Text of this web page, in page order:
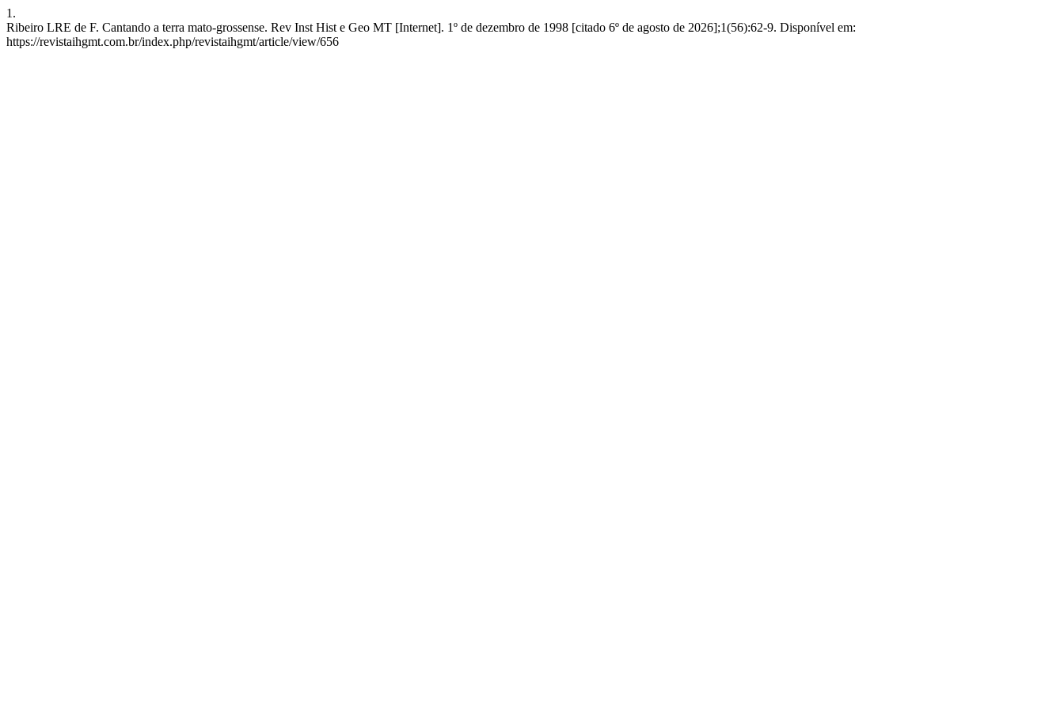
1.
Ribeiro LRE de F. Cantando a terra mato-grossense. Rev Inst Hist e Geo MT [Internet]. 1º de dezembro de 1998 [citado 6º de agosto de 2026];1(56):62-9. Disponível em:
https://revistaihgmt.com.br/index.php/revistaihgmt/article/view/656